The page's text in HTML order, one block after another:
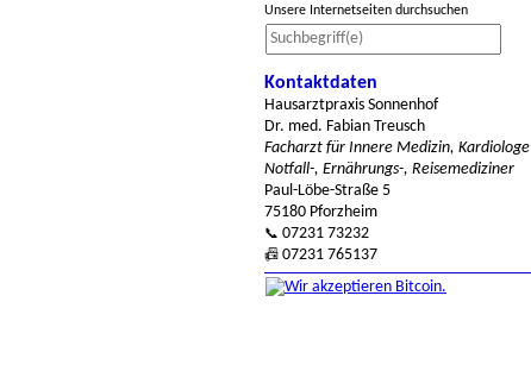
Unsere Internetseiten durchsuchen
Kontaktdaten
Hausarztpraxis Sonnenhof
Dr. med. Fabian Treusch
Facharzt für Innere Medizin, Kardiologe
Notfall-, Ernährungs-, Reisemediziner
Paul-Löbe-Straße 5
75180 Pforzheim
📞 07231 73232
📠 07231 765137